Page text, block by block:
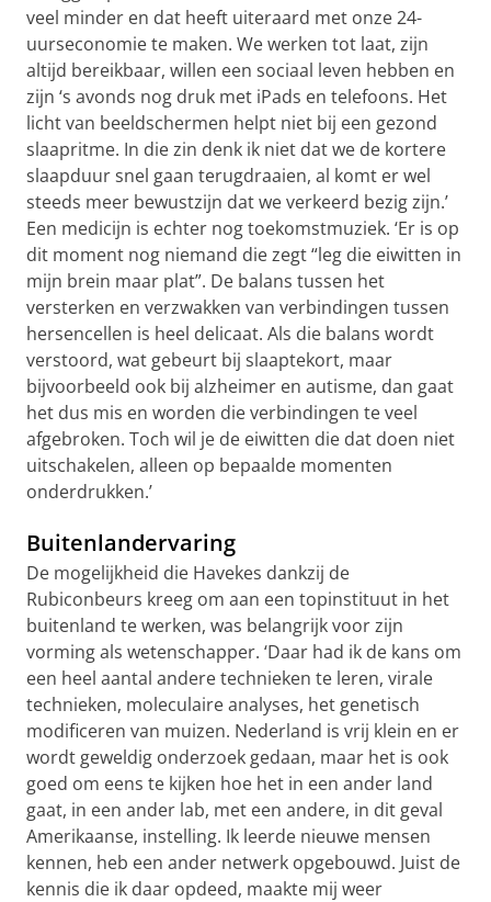
veel minder en dat heeft uiteraard met onze 24-
uurseconomie te maken. We werken tot laat, zijn
altijd bereikbaar, willen een sociaal leven hebben en
zijn ‘s avonds nog druk met iPads en telefoons. Het
licht van beeldschermen helpt niet bij een gezond
slaapritme. In die zin denk ik niet dat we de kortere
slaapduur snel gaan terugdraaien, al komt er wel
steeds meer bewustzijn dat we verkeerd bezig zijn.’
Een medicijn is echter nog toekomstmuziek. ‘Er is op
dit moment nog niemand die zegt “leg die eiwitten in
mijn brein maar plat”. De balans tussen het
versterken en verzwakken van verbindingen tussen
hersencellen is heel delicaat. Als die balans wordt
verstoord, wat gebeurt bij slaaptekort, maar
bijvoorbeeld ook bij alzheimer en autisme, dan gaat
het dus mis en worden die verbindingen te veel
afgebroken. Toch wil je de eiwitten die dat doen niet
uitschakelen, alleen op bepaalde momenten
onderdrukken.’
Buitenlandervaring
De mogelijkheid die Havekes dankzij de
Rubiconbeurs kreeg om aan een topinstituut in het
buitenland te werken, was belangrijk voor zijn
vorming als wetenschapper. ‘Daar had ik de kans om
een heel aantal andere technieken te leren, virale
technieken, moleculaire analyses, het genetisch
modificeren van muizen. Nederland is vrij klein en er
wordt geweldig onderzoek gedaan, maar het is ook
goed om eens te kijken hoe het in een ander land
gaat, in een ander lab, met een andere, in dit geval
Amerikaanse, instelling. Ik leerde nieuwe mensen
kennen, heb een ander netwerk opgebouwd. Juist de
kennis die ik daar opdeed, maakte mij weer